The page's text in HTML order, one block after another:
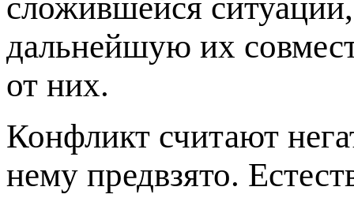
дальнейшую их
от них.
Конфликт считают
нему предвзято.